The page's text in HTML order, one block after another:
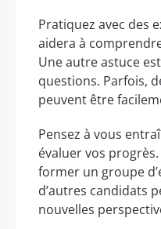
Pratiquez avec des
aidera à
Une autre astuce
questions. Parfois,
peuvent être
Pensez à vous
évaluer vos
former un groupe
d’autres candidats
nouvelles